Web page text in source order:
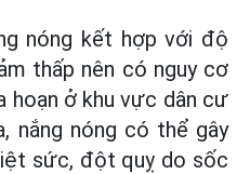
nóng kết hợp với độ
thấp nên có nguy cơ
hoạn ở khu vực dân cư
nắng nóng có thể gây
sức, đột quỵ do sốc